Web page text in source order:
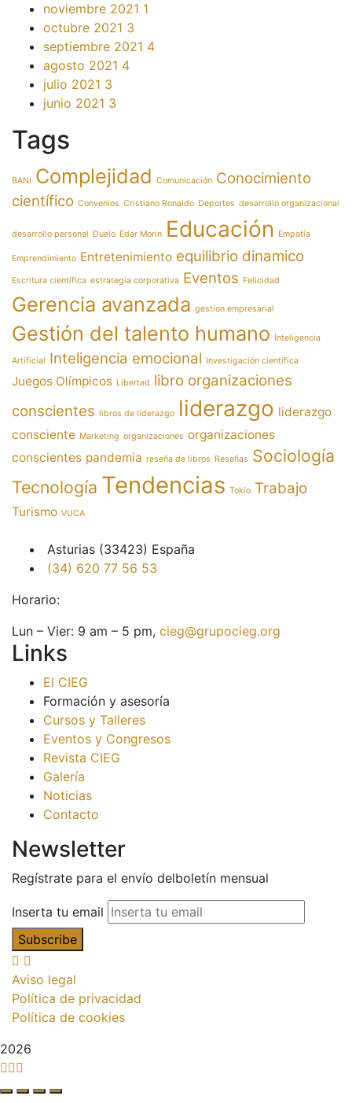
noviembre 2021 1
octubre 2021 3
septiembre 2021 4
agosto 2021 4
julio 2021 3
junio 2021 3
Tags
BANI Complejidad Comunicación Conocimiento
científico Convenios Cristiano Ronaldo Deportes desarrollo organizacional
desarrollo personal Duelo Edar Morin Educación Empatía
Emprendimiento Entretenimiento equilibrio dinamico
Escritura científica estrategia corporativa Eventos Felicidad
Gerencia avanzada gestion empresarial
Gestión del talento humano Inteligencia
Artificial Inteligencia emocional Investigación científica
Juegos Olímpicos Libertad libro organizaciones
conscientes libros de liderazgo liderazgo liderazgo
consciente Marketing organizaciones organizaciones
conscientes pandemia reseña de libros Reseñas Sociología
Tecnología Tendencias Tokio Trabajo
Turismo VUCA
Asturias (33423) España
(34) 620 77 56 53
Horario:
Lun – Vier: 9 am – 5 pm, cieg@grupocieg.org
Links
El CIEG
Formación y asesoría
Cursos y Talleres
Eventos y Congresos
Revista CIEG
Galería
Noticias
Contacto
Newsletter
Regístrate para el envío delboletín mensual
Inserta tu email
Aviso legal
Política de privacidad
Política de cookies
2026